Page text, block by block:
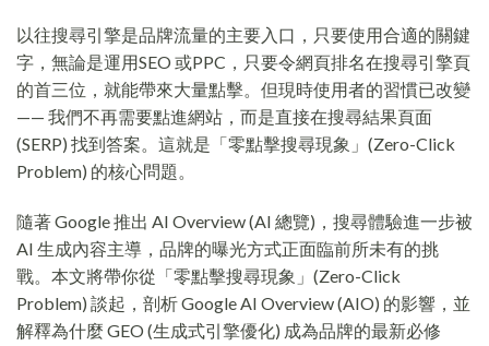
以往搜尋引擎是品牌流量的主要入口，只要使用合適的關鍵
字，無論是運用SEO 或PPC，只要令網頁排名在搜尋引擎頁
的首三位，就能帶來大量點擊。但現時使用者的習慣已改變
—— 我們不再需要點進網站，而是直接在搜尋結果頁面
(SERP) 找到答案。這就是「零點擊搜尋現象」(Zero-Click
Problem) 的核心問題。
隨著 Google 推出 AI Overview (AI 總覽)，搜尋體驗進一步被
AI 生成內容主導，品牌的曝光方式正面臨前所未有的挑
戰。本文將帶你從「零點擊搜尋現象」(Zero-Click
Problem) 談起，剖析 Google AI Overview (AIO) 的影響，並
解釋為什麼 GEO (生成式引擎優化) 成為品牌的最新必修